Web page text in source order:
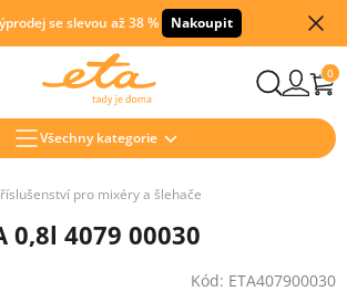
se slevou až 38 % Nakoupit
0
Všechny kategorie
pro mixéry a šlehače
0,8l 4079 00030
Kód: ETA407900030